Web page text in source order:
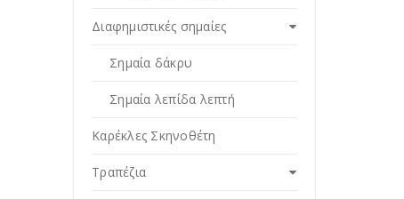
Διαφημιστικές σημαίες
Σημαία δάκρυ
Σημαία λεπίδα λεπτή
Καρέκλες Σκηνοθέτη
Τραπέζια